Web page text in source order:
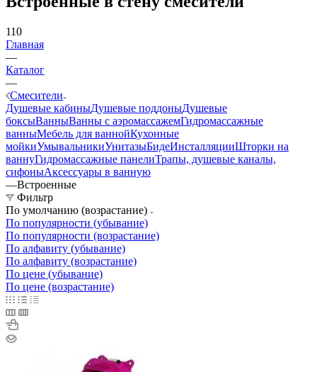
110
Главная
—
Каталог
—
Смесители
Душевые кабиныДушевые поддоныДушевые
боксыВанныВанны с аэромассажемГидромассажные
ванныМебель для ваннойКухонные
мойкиУмывальникиУнитазыБидеИнсталляцииШторки на
ваннуГидромассажные панелиТрапы, душевые каналы,
сифоныАксессуары в ванную
—Встроенные
Фильтр
По умолчанию (возрастание)
По популярности (убывание)
По популярности (возрастание)
По алфавиту (убывание)
По алфавиту (возрастание)
По цене (убывание)
По цене (возрастание)